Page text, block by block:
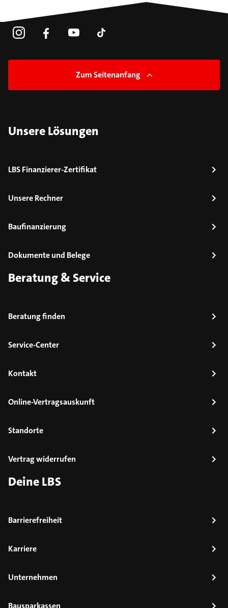
Zum Seitenanfang
Unsere Lösungen
LBS Finanzierer-Zertifikat
Unsere Rechner
Baufinanzierung
Dokumente und Belege
Beratung & Service
Beratung finden
Service-Center
Kontakt
Online-Vertragsauskunft
Standorte
Vertrag widerrufen
Deine LBS
Barrierefreiheit
Karriere
Unternehmen
Bausparkassen